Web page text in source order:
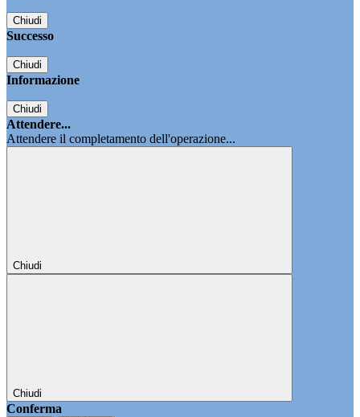
Chiudi
Successo
Chiudi
Informazione
Chiudi
Attendere...
Attendere il completamento dell'operazione...
Chiudi
Chiudi
Conferma